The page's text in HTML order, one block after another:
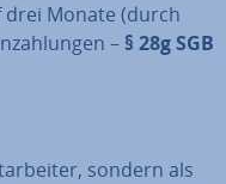
drei Monate (durch
– § 28g SGB
sondern als